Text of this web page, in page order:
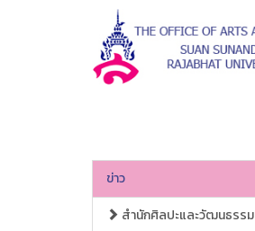
ข่าว
สำนักศิลปะและวัฒนธรรม